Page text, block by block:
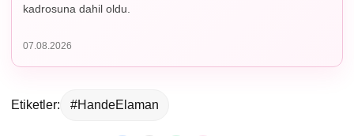
kadrosuna dahil oldu.
07.08.2026
Etiketler: #HandeElaman